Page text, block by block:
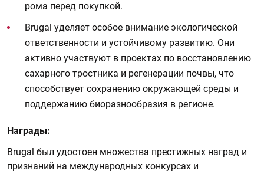
рома перед покупкой.
Brugal уделяет особое внимание экологической
ответственности и устойчивому развитию. Они
активно участвуют в проектах по восстановлению
сахарного тростника и регенерации почвы, что
способствует сохранению окружающей среды и
поддержанию биоразнообразия в регионе.
Награды:
Brugal был удостоен множества престижных наград и
признаний на международных конкурсах и